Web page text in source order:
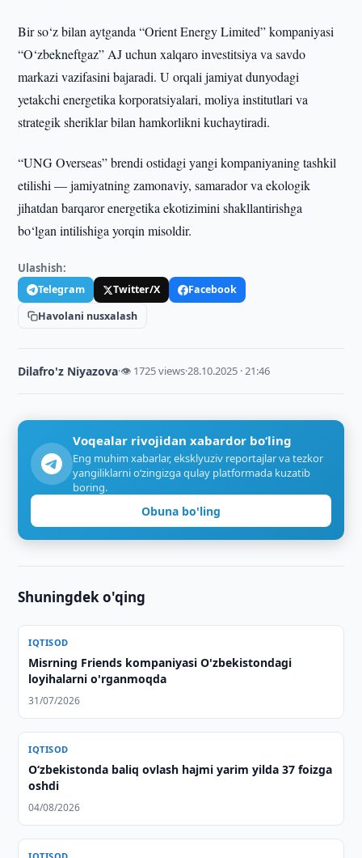
Bir so‘z bilan aytganda “Orient Energy Limited” kompaniyasi
“O‘zbekneftgaz” AJ uchun xalqaro investitsiya va savdo
markazi vazifasini bajaradi. U orqali jamiyat dunyodagi
yetakchi energetika korporatsiyalari, moliya institutlari va
strategik sheriklar bilan hamkorlikni kuchaytiradi.
“UNG Overseas” brendi ostidagi yangi kompaniyaning tashkil
etilishi — jamiyatning zamonaviy, samarador va ekologik
jihatdan barqaror energetika ekotizimini shakllantirishga
bo‘lgan intilishiga yorqin misoldir.
Ulashish:
Telegram Twitter/X
Facebook
Havolani nusxalash
Dilafro'z Niyazova·👁 1725 views·28.10.2025 · 21:46
Voqealar rivojidan xabardor bo‘ling
Eng muhim xabarlar, eksklyuziv reportajlar va tezkor
yangiliklarni o‘zingizga qulay platformada kuzatib
boring.
Obuna bo'ling
Shuningdek o'qing
IQTISOD
Misrning Friends kompaniyasi O'zbekistondagi
loyihalarni o'rganmoqda
31/07/2026
IQTISOD
O‘zbekistonda baliq ovlash hajmi yarim yilda 37 foizga
oshdi
04/08/2026